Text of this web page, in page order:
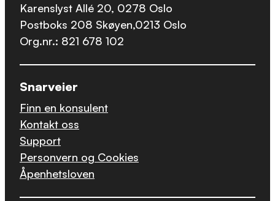
Karenslyst Allé 20, 0278 Oslo
Postboks 208 Skøyen,0213 Oslo
Org.nr.: 821 678 102
Snarveier
Finn en konsulent
Kontakt oss
Support
Personvern og Cookies
Åpenhetsloven